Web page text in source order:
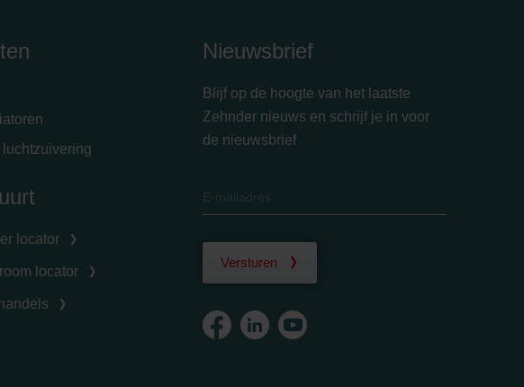
luchtzuivering
locator
locator
Nieuwsbrief
Blijf op de hoogte van het laatste
Zehnder nieuws en schrijf je in voor
de nieuwsbrief
Versturen